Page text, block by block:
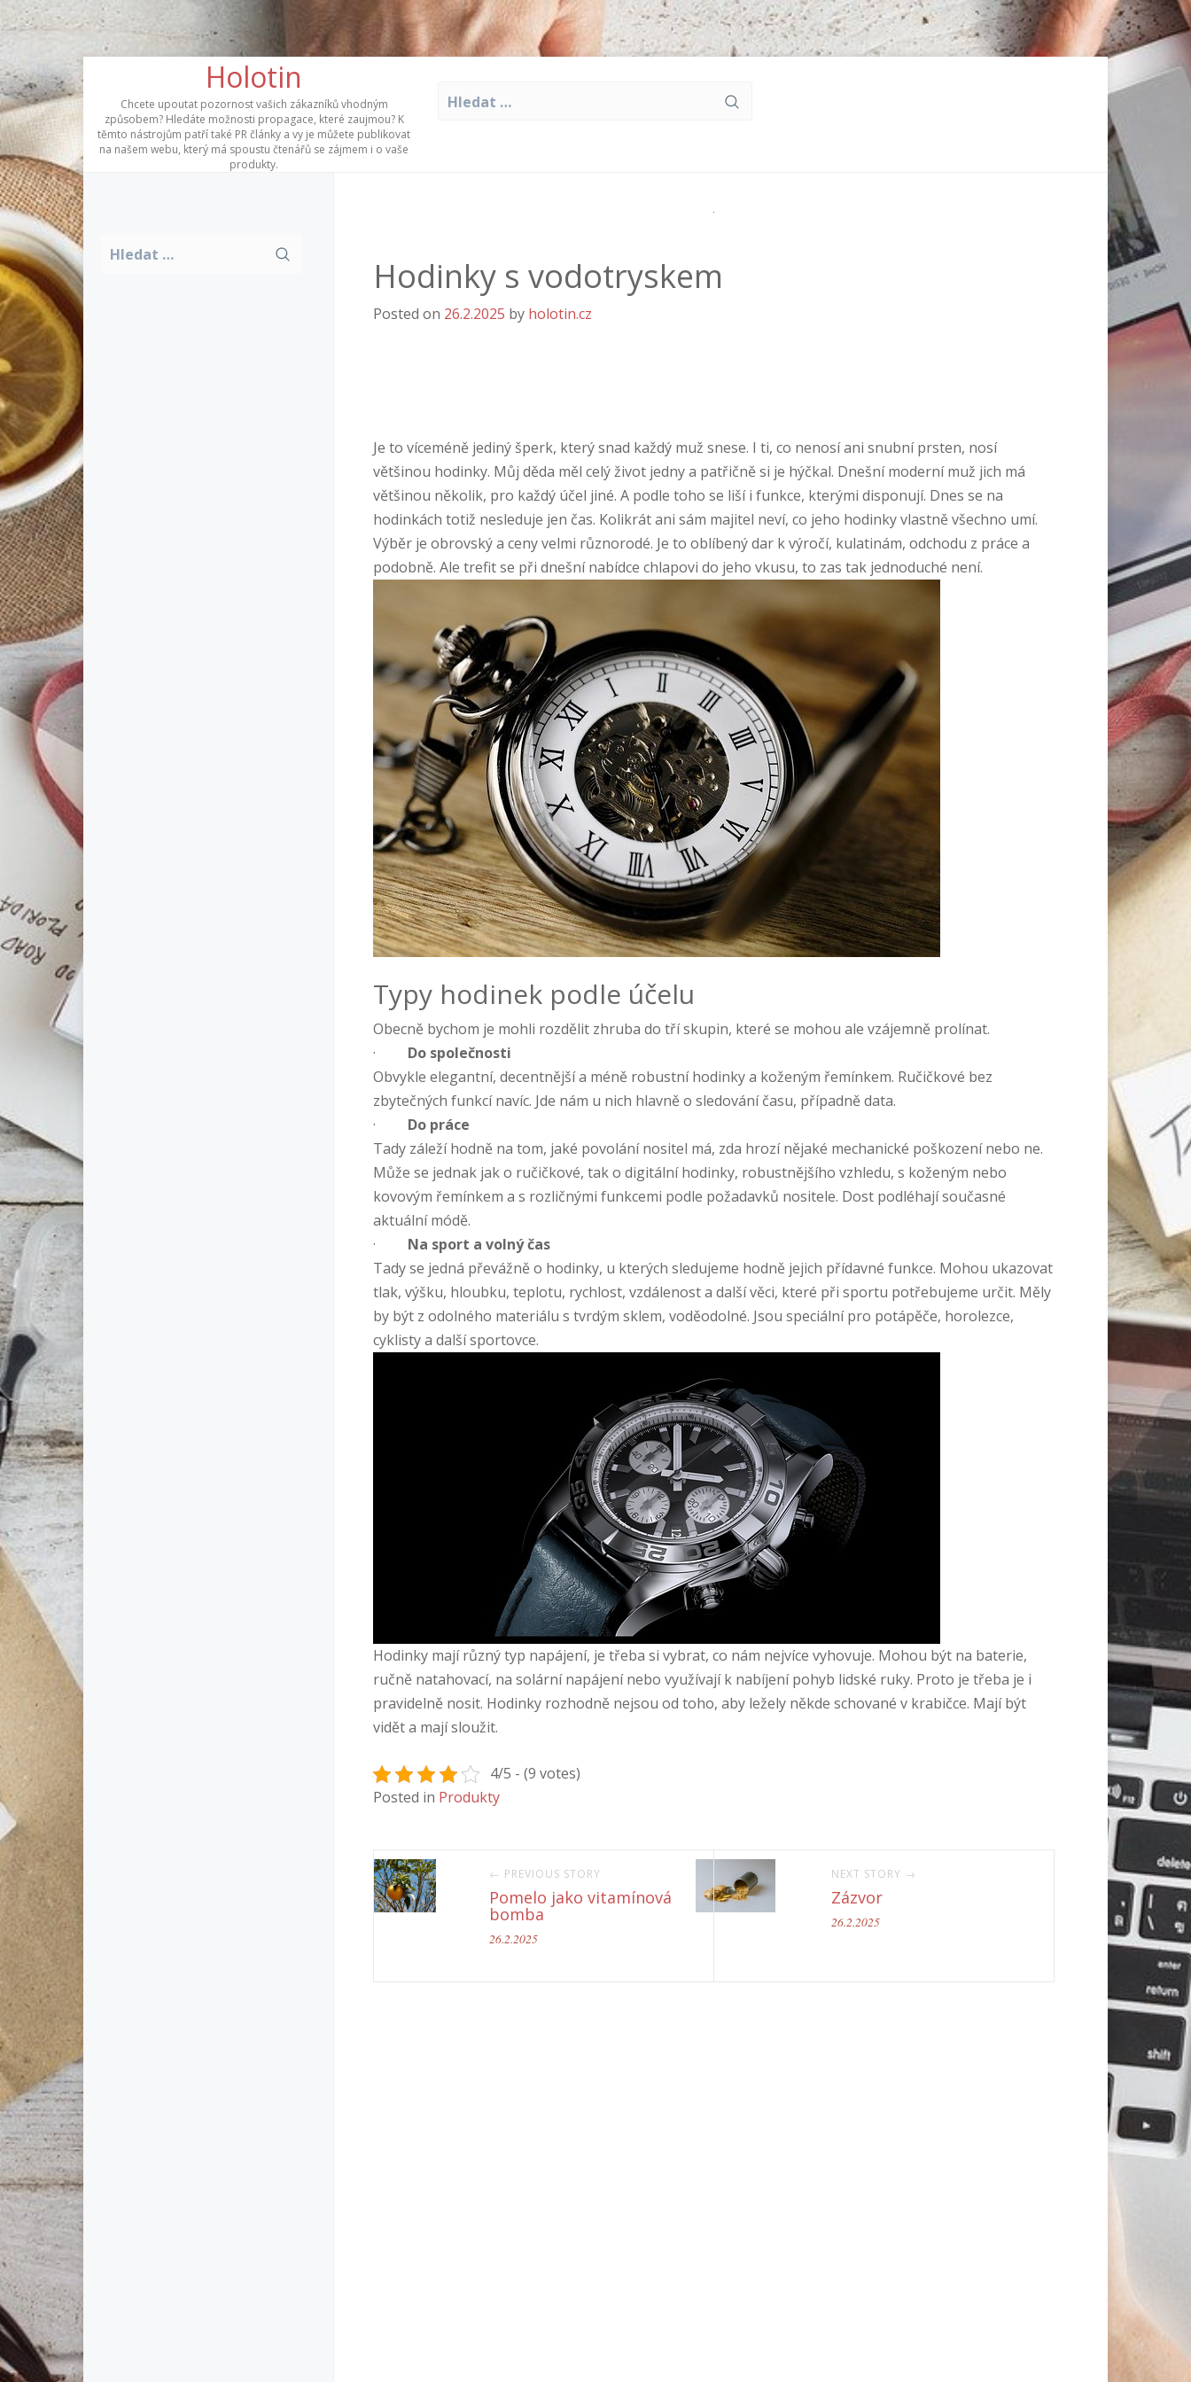
Skip
to
content
Holotin
Chcete upoutat pozornost vašich zákazníků vhodným
způsobem? Hledáte možnosti propagace, které zaujmou? K
těmto nástrojům patří také PR články a vy je můžete publikovat
na našem webu, který má spoustu čtenářů se zájmem i o vaše
produkty.
Hodinky s vodotryskem
Posted on 26.2.2025 by holotin.cz
Je to víceméně jediný šperk, který snad každý muž snese. I ti, co nenosí ani snubní prsten, nosí
většinou hodinky. Můj děda měl celý život jedny a patřičně si je hýčkal. Dnešní moderní muž jich má
většinou několik, pro každý účel jiné. A podle toho se liší i funkce, kterými disponují. Dnes se na
hodinkách totiž nesleduje jen čas. Kolikrát ani sám majitel neví, co jeho hodinky vlastně všechno umí.
Výběr je obrovský a ceny velmi různorodé. Je to oblíbený dar k výročí, kulatinám, odchodu z práce a
podobně. Ale trefit se při dnešní nabídce chlapovi do jeho vkusu, to zas tak jednoduché není.
Typy hodinek podle účelu
Obecně bychom je mohli rozdělit zhruba do tří skupin, které se mohou ale vzájemně prolínat.
· Do společnosti
Obvykle elegantní, decentnější a méně robustní hodinky a koženým řemínkem. Ručičkové bez
zbytečných funkcí navíc. Jde nám u nich hlavně o sledování času, případně data.
· Do práce
Tady záleží hodně na tom, jaké povolání nositel má, zda hrozí nějaké mechanické poškození nebo ne.
Může se jednak jak o ručičkové, tak o digitální hodinky, robustnějšího vzhledu, s koženým nebo
kovovým řemínkem a s rozličnými funkcemi podle požadavků nositele. Dost podléhají současné
aktuální módě.
· Na sport a volný čas
Tady se jedná převážně o hodinky, u kterých sledujeme hodně jejich přídavné funkce. Mohou ukazovat
tlak, výšku, hloubku, teplotu, rychlost, vzdálenost a další věci, které při sportu potřebujeme určit. Měly
by být z odolného materiálu s tvrdým sklem, voděodolné. Jsou speciální pro potápěče, horolezce,
cyklisty a další sportovce.
Hodinky mají různý typ napájení, je třeba si vybrat, co nám nejvíce vyhovuje. Mohou být na baterie,
ručně natahovací, na solární napájení nebo využívají k nabíjení pohyb lidské ruky. Proto je třeba je i
pravidelně nosit. Hodinky rozhodně nejsou od toho, aby ležely někde schované v krabičce. Mají být
vidět a mají sloužit.
4/5 - (9 votes)
Posted in Produkty
← PREVIOUS STORY
Pomelo jako vitamínová
bomba
26.2.2025
NEXT STORY →
Zázvor
26.2.2025